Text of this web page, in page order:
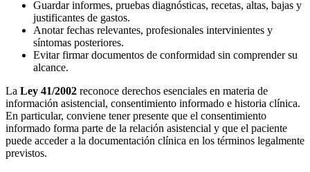
Guardar informes, pruebas diagnósticas, recetas, altas, bajas y
justificantes de gastos.
Anotar fechas relevantes, profesionales intervinientes y
síntomas posteriores.
Evitar firmar documentos de conformidad sin comprender su
alcance.
La Ley 41/2002 reconoce derechos esenciales en materia de
información asistencial, consentimiento informado e historia clínica.
En particular, conviene tener presente que el consentimiento
informado forma parte de la relación asistencial y que el paciente
puede acceder a la documentación clínica en los términos legalmente
previstos.